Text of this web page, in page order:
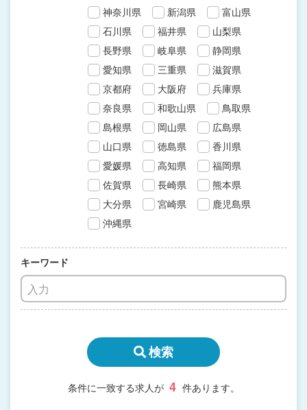
神奈川県
新潟県
富山県
石川県
福井県
山梨県
長野県
岐阜県
静岡県
愛知県
三重県
滋賀県
京都府
大阪府
兵庫県
奈良県
和歌山県
鳥取県
島根県
岡山県
広島県
山口県
徳島県
香川県
愛媛県
高知県
福岡県
佐賀県
長崎県
熊本県
大分県
宮崎県
鹿児島県
沖縄県
キーワード
検索
条件に一致する求人が 4 件あります。